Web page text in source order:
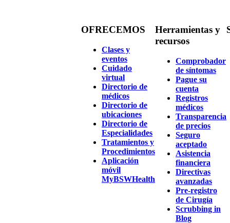
OFRECEMOS
Clases y
eventos
Cuidado
virtual
Directorio de
médicos
Directorio de
ubicaciones
Directorio de
Especialidades
Tratamientos y
Procedimientos
Aplicación
móvil
MyBSWHealth
Herramientas y
recursos
Comprobador
de síntomas
Pague su
cuenta
Registros
médicos
Transparencia
de precios
Seguro
aceptado
Asistencia
financiera
Directivas
avanzadas
Pre-registro
de Cirugía
Scrubbing in
Blog